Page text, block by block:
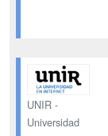
UNIR -
Universidad